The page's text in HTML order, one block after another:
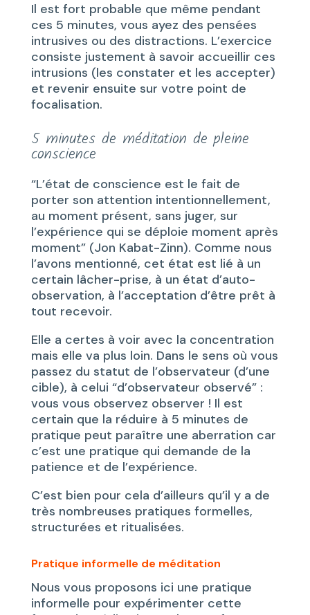
Il est fort probable que même pendant
ces 5 minutes, vous ayez des pensées
intrusives ou des distractions. L’exercice
consiste justement à savoir accueillir ces
intrusions (les constater et les accepter)
et revenir ensuite sur votre point de
focalisation.
5 minutes de méditation de pleine
conscience
“L’état de conscience est le fait de
porter son attention intentionnellement,
au moment présent, sans juger, sur
l’expérience qui se déploie moment après
moment” (Jon Kabat-Zinn). Comme nous
l’avons mentionné, cet état est lié à un
certain lâcher-prise, à un état d’auto-
observation, à l’acceptation d’être prêt à
tout recevoir.
Elle a certes à voir avec la concentration
mais elle va plus loin. Dans le sens où vous
passez du statut de l’observateur (d’une
cible), à celui “d’observateur observé” :
vous vous observez observer ! Il est
certain que la réduire à 5 minutes de
pratique peut paraître une aberration car
c’est une pratique qui demande de la
patience et de l’expérience.
C’est bien pour cela d’ailleurs qu’il y a de
très nombreuses pratiques formelles,
structurées et ritualisées.
Pratique informelle de méditation
Nous vous proposons ici une pratique
informelle pour expérimenter cette